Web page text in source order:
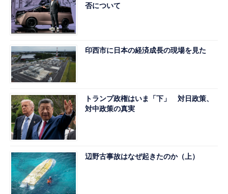
否について
印西市に日本の経済成長の現場を見た
トランプ政権はいま「下」 対日政策、
対中政策の真実
辺野古事故はなぜ起きたのか（上）